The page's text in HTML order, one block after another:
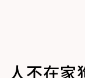
人不在家